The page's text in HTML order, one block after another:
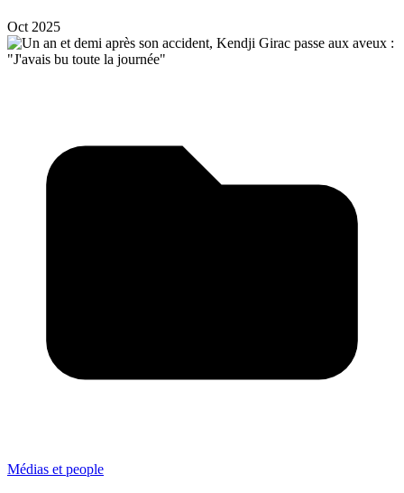
Oct 2025
Médias et people